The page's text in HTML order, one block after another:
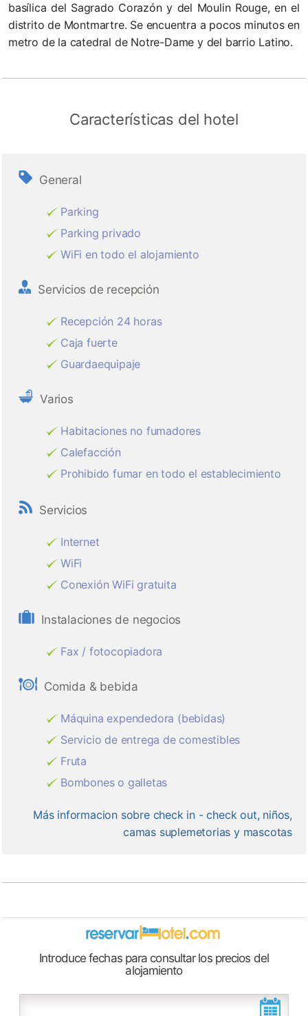
basílica del Sagrado Corazón y del Moulin Rouge, en el
distrito de Montmartre. Se encuentra a pocos minutos en
metro de la catedral de Notre-Dame y del barrio Latino.
Características del hotel
General
Parking
Parking privado
WiFi en todo el alojamiento
Servicios de recepción
Recepción 24 horas
Caja fuerte
Guardaequipaje
Varios
Habitaciones no fumadores
Calefacción
Prohibido fumar en todo el establecimiento
Servicios
Internet
WiFi
Conexión WiFi gratuita
Instalaciones de negocios
Fax / fotocopiadora
Comida & bebida
Máquina expendedora (bebidas)
Servicio de entrega de comestibles
Fruta
Bombones o galletas
Más informacion sobre check in - check out, niños,
camas suplemetorias y mascotas
Introduce fechas para consultar los precios del
alojamiento